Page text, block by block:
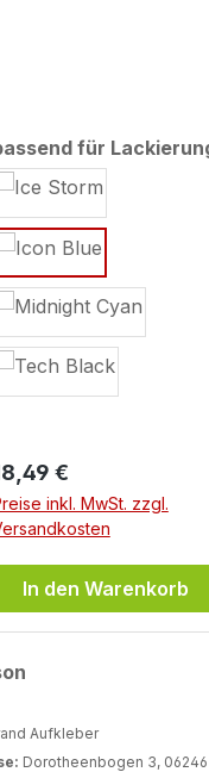
für
Preis:
€
inkl. MwSt. zzgl.
In den Warenkorb
Aufkleber
Dorotheenbogen 3,